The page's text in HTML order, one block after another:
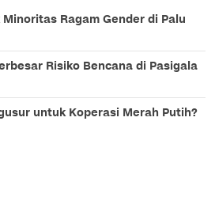
Ragam Gender di Palu
Risiko Bencana di Pasigala
untuk Koperasi Merah Putih?